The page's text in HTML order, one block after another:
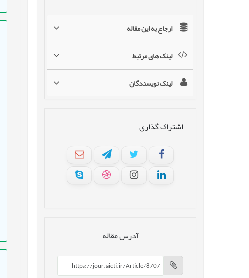
ارجاع به این مقاله
لینک های مرتبط
لینک نویسندگان
اشتراک گذاری
آدرس مقاله